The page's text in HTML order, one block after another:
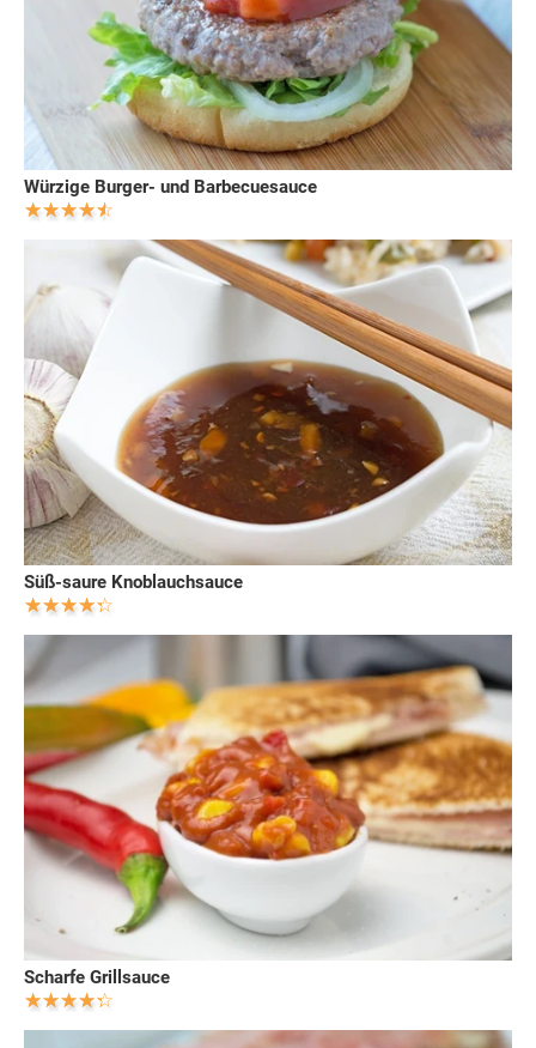
Würzige Burger- und Barbecuesauce
Süß-saure Knoblauchsauce
Scharfe Grillsauce